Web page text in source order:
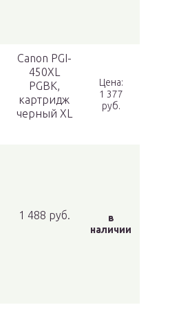
Canon PGI-
450XL
PGBK,
картридж
черный XL
Цена:
1 377
руб.
1 488 руб.
в
наличии